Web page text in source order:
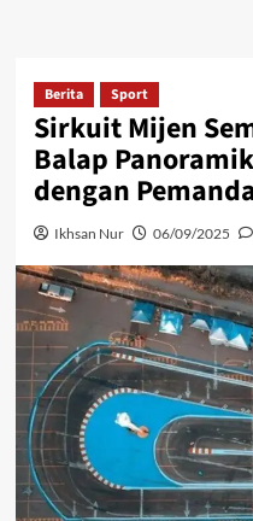
Berita Sport
Sirkuit Mijen
Balap
dengan
Ikhsan Nur 06/09/2025